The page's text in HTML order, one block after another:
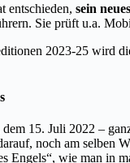
entschieden, sein
Sie prüft u.a.
2023-25 wird
15. Juli 2022 –
noch am selben
Engels“, wie man in